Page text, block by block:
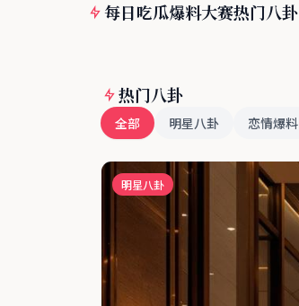
每日吃瓜爆料大赛热门八卦
热门八卦
全部 明星八卦 恋情爆料
明星八卦